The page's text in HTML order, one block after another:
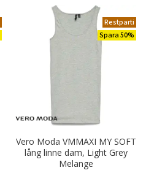
Restparti
Spara 50%
Vero Moda VMMAXI MY SOFT
lång linne dam, Light Grey
Melange